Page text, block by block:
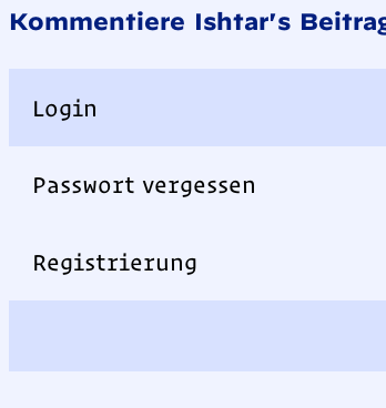
Kommentiere Ishtar's
Login
Passwort vergessen
Registrierung